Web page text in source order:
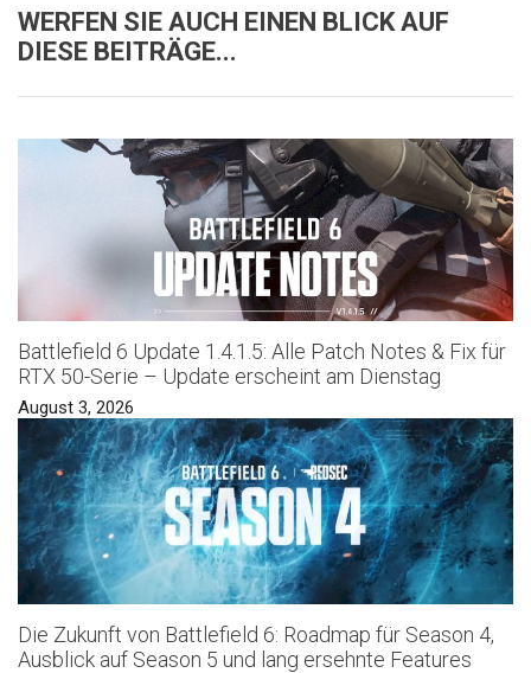
WERFEN SIE AUCH EINEN BLICK AUF
DIESE BEITRÄGE...
Battlefield 6 Update 1.4.1.5: Alle Patch Notes & Fix für
RTX 50-Serie – Update erscheint am Dienstag
August 3, 2026
Die Zukunft von Battlefield 6: Roadmap für Season 4,
Ausblick auf Season 5 und lang ersehnte Features